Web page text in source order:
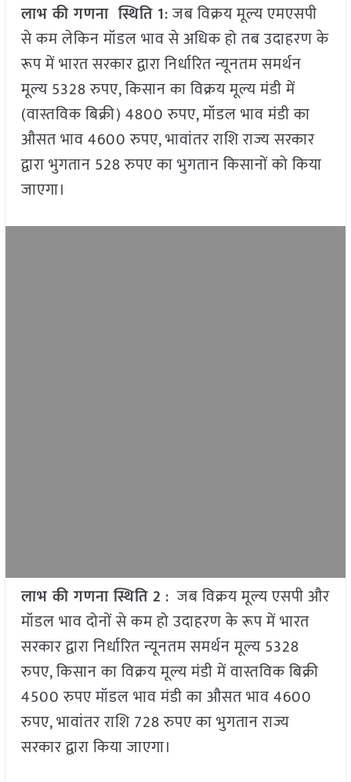
लाभ की गणना स्थिति 1: जब विक्रय मूल्य एमएसपी
से कम लेकिन मॉडल भाव से अधिक हो तब उदाहरण के
रूप में भारत सरकार द्वारा निर्धारित न्यूनतम समर्थन
मूल्य 5328 रुपए, किसान का विक्रय मूल्य मंडी में
(वास्तविक बिक्री) 4800 रुपए, मॉडल भाव मंडी का
औसत भाव 4600 रुपए, भावांतर राशि राज्य सरकार
द्वारा भुगतान 528 रुपए का भुगतान किसानों को किया
जाएगा।
लाभ की गणना स्थिति 2 : जब विक्रय मूल्य एसपी और
मॉडल भाव दोनों से कम हो उदाहरण के रूप में भारत
सरकार द्वारा निर्धारित न्यूनतम समर्थन मूल्य 5328
रुपए, किसान का विक्रय मूल्य मंडी में वास्तविक बिक्री
4500 रुपए मॉडल भाव मंडी का औसत भाव 4600
रुपए, भावांतर राशि 728 रुपए का भुगतान राज्य
सरकार द्वारा किया जाएगा।